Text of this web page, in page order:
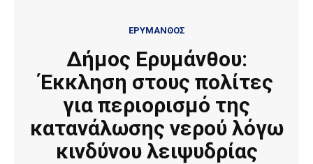
ΕΡΥΜΑΝΘΟΣ
Δήμος Ερυμάνθου:
Έκκληση στους πολίτες
για περιορισμό της
κατανάλωσης νερού λόγω
κινδύνου λειψυδρίας